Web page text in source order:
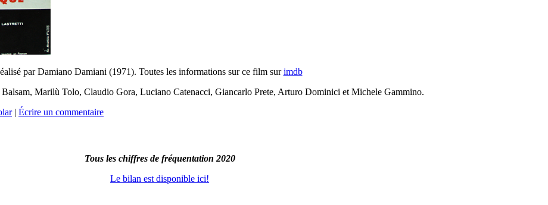
par Damiano Damiani (1971). Toutes les informations sur ce film surimdb
Marilù Tolo, Claudio Gora, Luciano Catenacci, Giancarlo Prete, Arturo Dominici et Michele Gammino.
| Écrire un commentaire
Tous les chiffres de fréquentation 2020
Le bilan est disponible ici!